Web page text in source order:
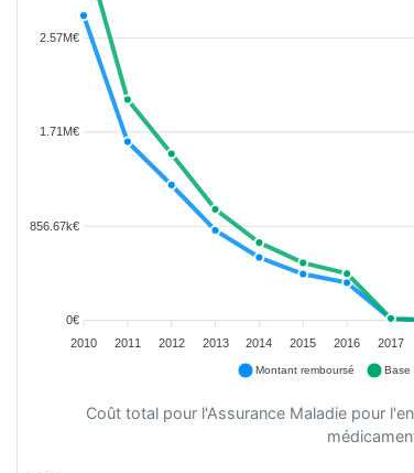
2.57M€
1.71M€
856.67k€
0€
2010
2011 2012 2013 2014 2015 2016 2017
Montant remboursé Base
Coût total pour l'Assurance Maladie pour